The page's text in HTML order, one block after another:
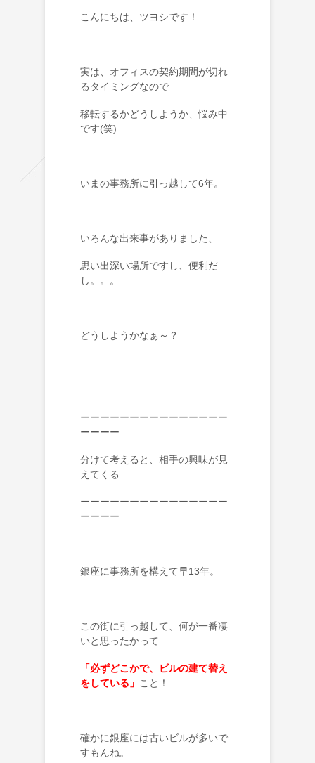
こんにちは、ツヨシです！
実は、オフィスの契約期間が切れ
るタイミングなので
移転するかどうしようか、悩み中
です(笑)
いまの事務所に引っ越して6年。
いろんな出来事がありました、
思い出深い場所ですし、便利だ
し。。。
どうしようかなぁ～？
ーーーーーーーーーーーーーーー
ーーーー
分けて考えると、相手の興味が見
えてくる
ーーーーーーーーーーーーーーー
ーーーー
銀座に事務所を構えて早13年。
この街に引っ越して、何が一番凄
いと思ったかって
「必ずどこかで、ビルの建て替え
をしている」 こと！
確かに銀座には古いビルが多いで
すもんね。